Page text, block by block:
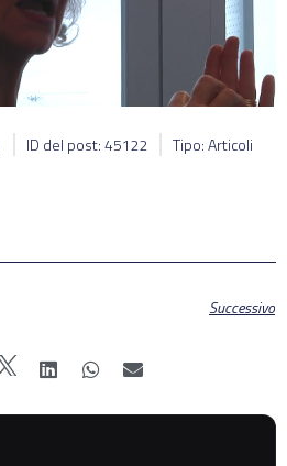
ID del post: 45122 Tipo: Articoli
Successivo